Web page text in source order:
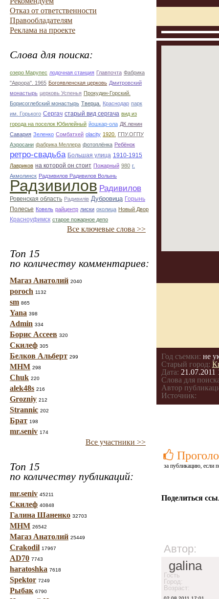
Отказ от ответственности
Правообладателям
Реклама на проекте
Слова для поиска:
озеро Марупес лодочная станция Главпочта Фабрика
"Аврора". 1965 Богоявленская церковь Дмитровский
монастырь церковь Успенья Прокудин-Горский.
Борисоглебский монастырь Тверца. Краснодар парк
им. Горького Сергач старый вид сергача вид из
города на поселок Юбилейный йошкар-ола ДК ленин
Савария Зеленко Сомбатхей olacity 1920.
ГПУ.ОГПУ
Аэросани фабрика Меллера фотоплёнка Ребёнок
ретро-свадьба Большая улица 1910-1915
Лавриков на которой он стоит Пожарный 980 г.
Акмолинск Радзивилов Радивилов Волынь
Радзивилов Радивилов
Ровенская область Радивилiв Дубровица Горынь
Полесье Ковель райцентр лиски околица Новый Двор
Красноуфимск старое пожарное депо
Все ключевые слова >>
Топ 15
по количеству комментариев:
Магаз Анатолий 2040
poroch 1132
sm 865
Yana 398
Admin 334
Борис Ассеев 320
Скилеф 305
Белков Альберт 299
МНМ 298
Chuk 220
alek48s 216
Grozniy 212
Strannic 202
Брат 198
mr.seniv 174
Все участники >>
Топ 15
по количеству публикаций:
mr.seniv 45211
Скилеф 40848
Галина Шаненко 32703
МНМ 26542
Магаз Анатолий 25449
Crakodil 17967
AD70 7743
haratoshka 7618
Spektor 7249
Рыбак 6790
Год съемки: не
Старый город:
Дата: 21.07.2011
Слова для
Автор
Источник:
за публикацию, если
Поделиться
Автор:
galina
Гость
Город:
Возраст: